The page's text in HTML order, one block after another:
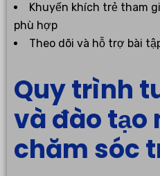
Khuyến khích trẻ tham
phù hợp
Theo dõi và hỗ trợ bài
Quy trình
và đào tạo
chăm sóc